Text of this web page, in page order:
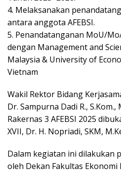
4. Melaksanakan
antara anggota AFEBSI.
5. Penandatanganan MoU/
dengan Management and
Malaysia & University of
Vietnam
Wakil Rektor Bidang
Dr. Sampurna Dadi R.,
Rakernas 3 AFEBSI 2025
XVII, Dr. H. Nopriadi, SKM,
Dalam kegiatan ini dilakukan
oleh Dekan Fakultas Ekonomi